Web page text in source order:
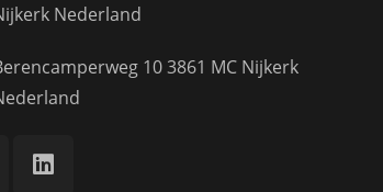
Nederland
10 3861 MC Nijkerk